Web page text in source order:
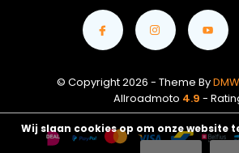
© Copyright 2026 - Theme By
Allroadmoto 4.9 -
Wij slaan cookies op om onze website